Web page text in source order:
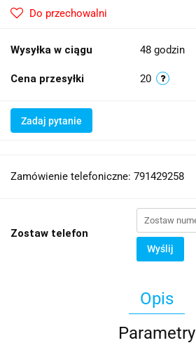
Do przechowalni
Wysyłka w ciągu 48 godzin
Cena przesyłki 20
Zadaj pytanie
Zamówienie telefoniczne: 791429258
Zostaw telefon
Wyślij
Opis
Parametry